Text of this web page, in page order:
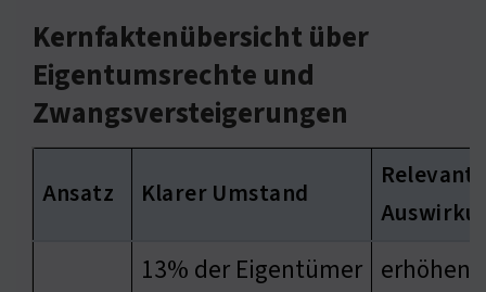
Kernfaktenübersicht über
Eigentumsrechte und
Zwangsversteigerungen
Ansatz Klarer Umstand
13% der Eigentümer erhöhen